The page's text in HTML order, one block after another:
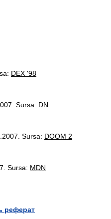
DEX '98
Sursa: DN
Sursa: DOOM 2
Sursa: MDN
реферат